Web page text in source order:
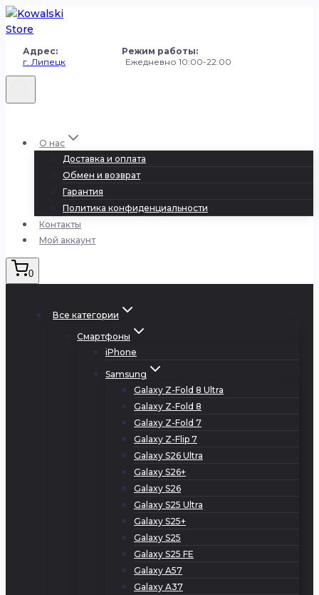
Перейти
к
Адрес: Режим работы:
г. Липецк Ежедневно 10:00-22:00
О нас
Доставка и оплата
Обмен и возврат
Гарантия
Политика конфиденциальности
Контакты
Мой аккаунт
0
Все категории
Смартфоны
iPhone
Samsung
Galaxy Z-Fold 8 Ultra
Galaxy Z-Fold 8
Galaxy Z-Fold 7
Galaxy Z-Flip 7
Galaxy S26 Ultra
Galaxy S26+
Galaxy S26
Galaxy S25 Ultra
Galaxy S25+
Galaxy S25
Galaxy S25 FE
Galaxy A57
Galaxy A37